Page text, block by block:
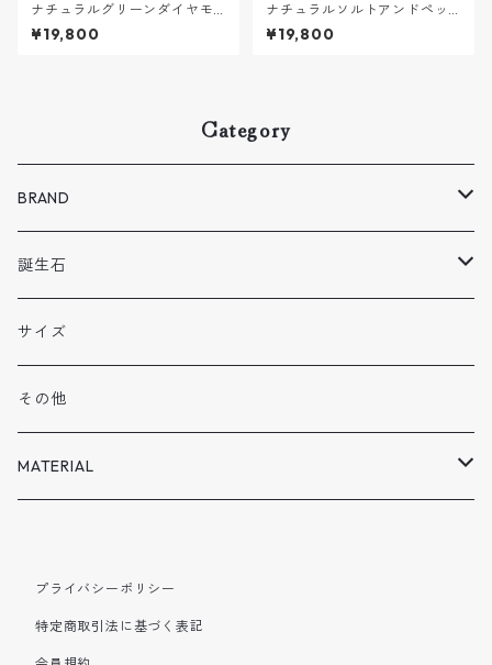
ナチュラルグリーンダイヤモ
ンドRING【K18VERMEIL】
¥19,800
ナチュラルソルトアンドペッ
パーダイヤモンドNECKLACE
¥19,800
Category
BRAND
Melodia
BENE
VOLN
SPECISL SALE
誕生石
1 月
2月
3月
5月
サイズ
その他
MATERIAL
BRASS
プライバシーポリシー
特定商取引法に基づく表記